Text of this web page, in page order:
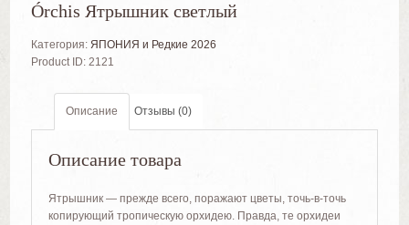
Órchis Ятрышник светлый
Категория: ЯПОНИЯ и Редкие 2026
Product ID: 2121
Описание Отзывы (0)
Описание товара
Ятрышник — прежде всего, поражают цветы, точь-в-точь
копирующий тропическую орхидею. Правда, те орхидеи